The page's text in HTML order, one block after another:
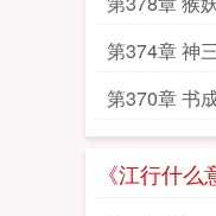
第374章 神
第370章 书
《江行什